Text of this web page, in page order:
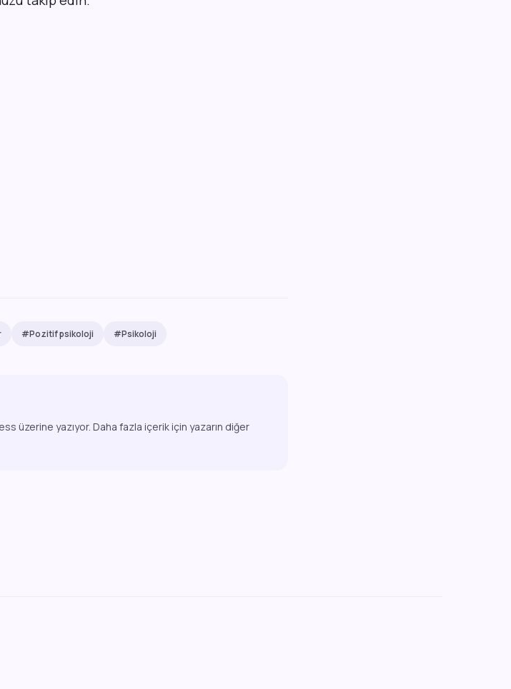
#Pozitif psikoloji #Psikoloji
üzerine yazıyor. Daha fazla içerik için yazarın diğer